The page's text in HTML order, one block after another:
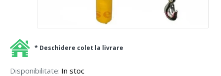
Disponibilitate: In stoc
* Deschidere colet la livrare